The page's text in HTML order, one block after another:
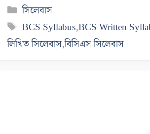
বিভাগ
সমূহ
সিলেবাস
ট্যাগ
সমূহ
BCS Syllabus,BCS Written
লিখিত সিলেবাস,বিসিএস সিলেবাস